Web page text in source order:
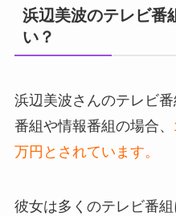
浜辺美波のテレビ番
い？
浜辺美波さんのテレビ
番組や情報番組の場合、
万円とされています。
彼女は多くのテレビ番